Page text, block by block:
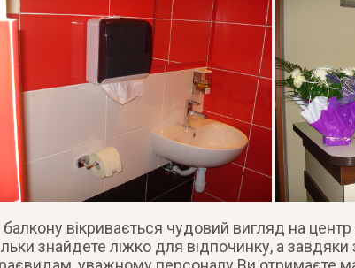
балкону вікривається чудовий вигляд на центр
знайдете ліжко для відпочинку, а